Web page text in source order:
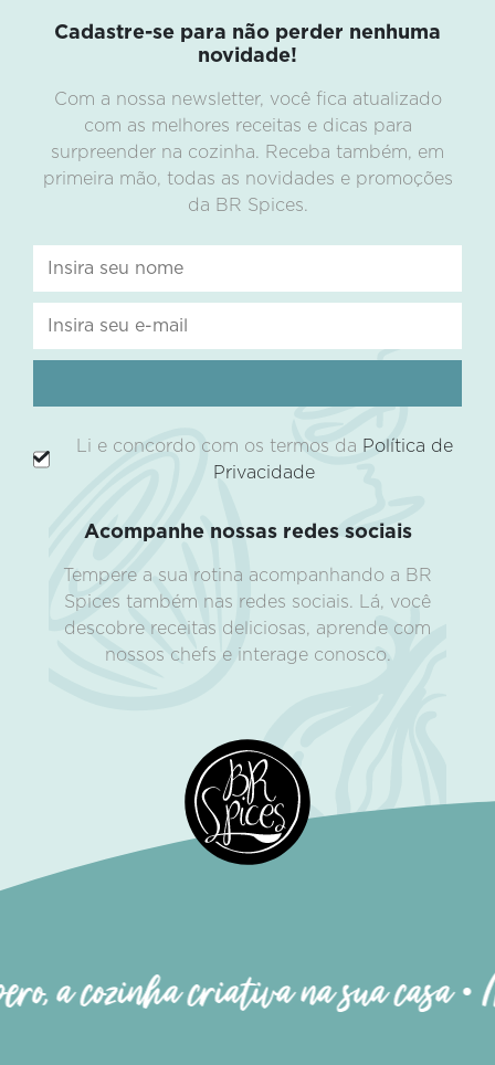
Cadastre-se para não perder nenhuma
novidade!
Com a nossa newsletter, você fica atualizado
com as melhores receitas e dicas para
surpreender na cozinha. Receba também, em
primeira mão, todas as novidades e promoções
da BR Spices.
Li e concordo com os termos da Política de
Privacidade
Acompanhe nossas redes sociais
Tempere a sua rotina acompanhando a BR
Spices também nas redes sociais. Lá, você
descobre receitas deliciosas, aprende com
nossos chefs e interage conosco.
a cozinha criativa na sua casa